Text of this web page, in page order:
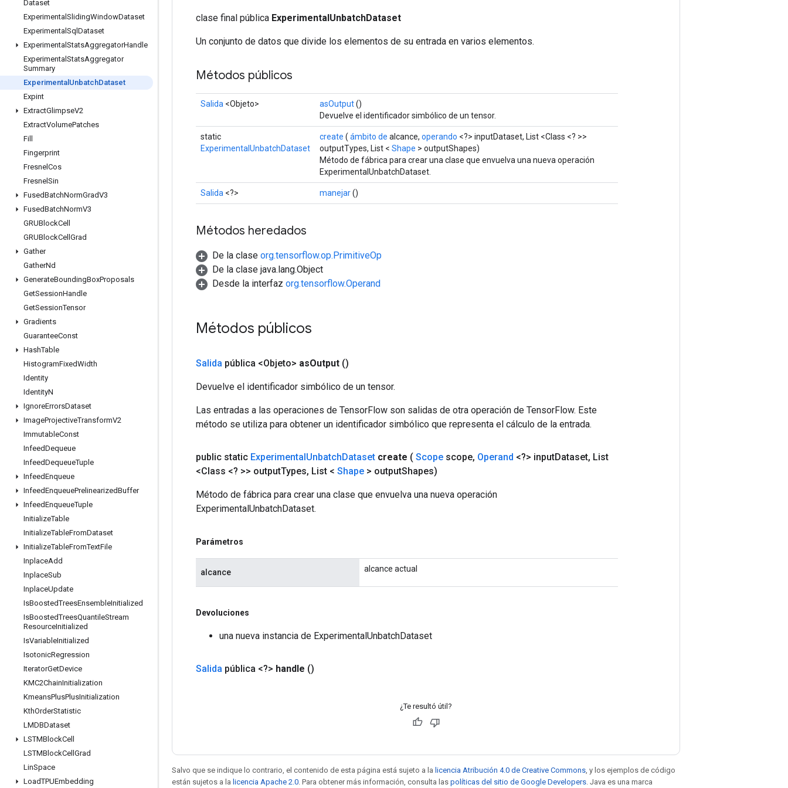
Dataset
Experimental SlidingWindowDataset
Experimental Sql Dataset
Experimental StatsAggregatorHandle
Experimental StatsAggregator
Summary
Experimental UnbatchDataset
Expint
ExtractGlimpseV2
ExtractVolumePatches
Fill
Fingerprint
Fresnel Cos
Fresnel Sin
FusedBatchNormGradV3
FusedBatchNormV3
GRUBlockCell
GRUBlockCell Grad
Gather
GatherNd
GenerateBoundingBoxProposals
GetSessionHandle
GetSessionTensor
Gradients
GuaranteeConst
HashTable
HistogramFixedWidth
Identity
IdentityN
IgnoreErrorsDataset
ImageProjectiveTransformV2
ImmutableConst
InfeedDequeue
InfeedDequeueTuple
InfeedEnqueue
InfeedEnqueuePrelinearizedBuffer
InfeedEnqueueTuple
InitializeTable
InitializeTableFromDataset
InitializeTableFromTextFile
InplaceAdd
InplaceSub
InplaceUpdate
IsBoostedTreesEnsembleInitialized
IsBoostedTreesQuantileStream
ResourceInitialized
IsVariableInitialized
IsotonicRegression
IteratorGetDevice
KMC2ChainInitialization
KmeansPlusPlusInitialization
KthOrderStatistic
LMDBDataset
LSTMBlockCell
LSTMBlockCell Grad
LinSpace
LoadTPUEmbedding
clase final pública ExperimentalUnbatchDataset
Un conjunto de datos que divide los elementos de su entrada en varios elementos.
Métodos públicos
Salida <Objeto> asOutput()
Devuelve el identificador simbólico de un tensor.
static
ExperimentalUnbatchDataset
create ( ámbito de alcance, operando <?> inputDataset, List <Class <? >>
outputTypes, List < Shape > outputShapes)
Método de fábrica para crear una clase que envuelva una nueva operación
ExperimentalUnbatchDataset.
Salida <?> manejar()
Métodos heredados
De la clase org.tensorflow.op.PrimitiveOp
De la clase java.lang.Object
Desde la interfaz org.tensorflow.Operand
Métodos públicos
Salida pública <Objeto> asOutput ()
Devuelve el identificador simbólico de un tensor.
Las entradas a las operaciones de TensorFlow son salidas de otra operación de TensorFlow. Este
método se utiliza para obtener un identificador simbólico que representa el cálculo de la entrada.
public static ExperimentalUnbatchDataset create ( Scope scope, Operand <?> inputDataset, List
<Class <? >> outputTypes, List < Shape > outputShapes)
Método de fábrica para crear una clase que envuelva una nueva operación
ExperimentalUnbatchDataset.
Parámetros
alcance alcance actual
Devoluciones
una nueva instancia de ExperimentalUnbatchDataset
Salida pública <?> handle ()
¿Te resultó útil?
Salvo que se indique lo contrario, el contenido de esta página está sujeto a la licencia Atribución 4.0 de Creative Commons , y los ejemplos de código
están sujetos a la licencia Apache 2.0 . Para obtener más información, consulta las políticas del sitio de Google Developers . Java es una marca